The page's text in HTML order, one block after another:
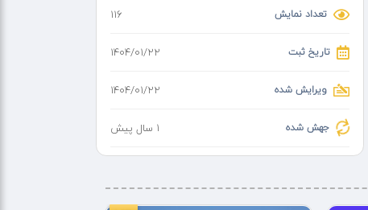
تعداد نمایش 116
تاریخ ثبت ۱۴۰۴/۰۱/۲۲
ویرایش شده ۱۴۰۴/۰۱/۲۲
جهش شده 1 سال پیش